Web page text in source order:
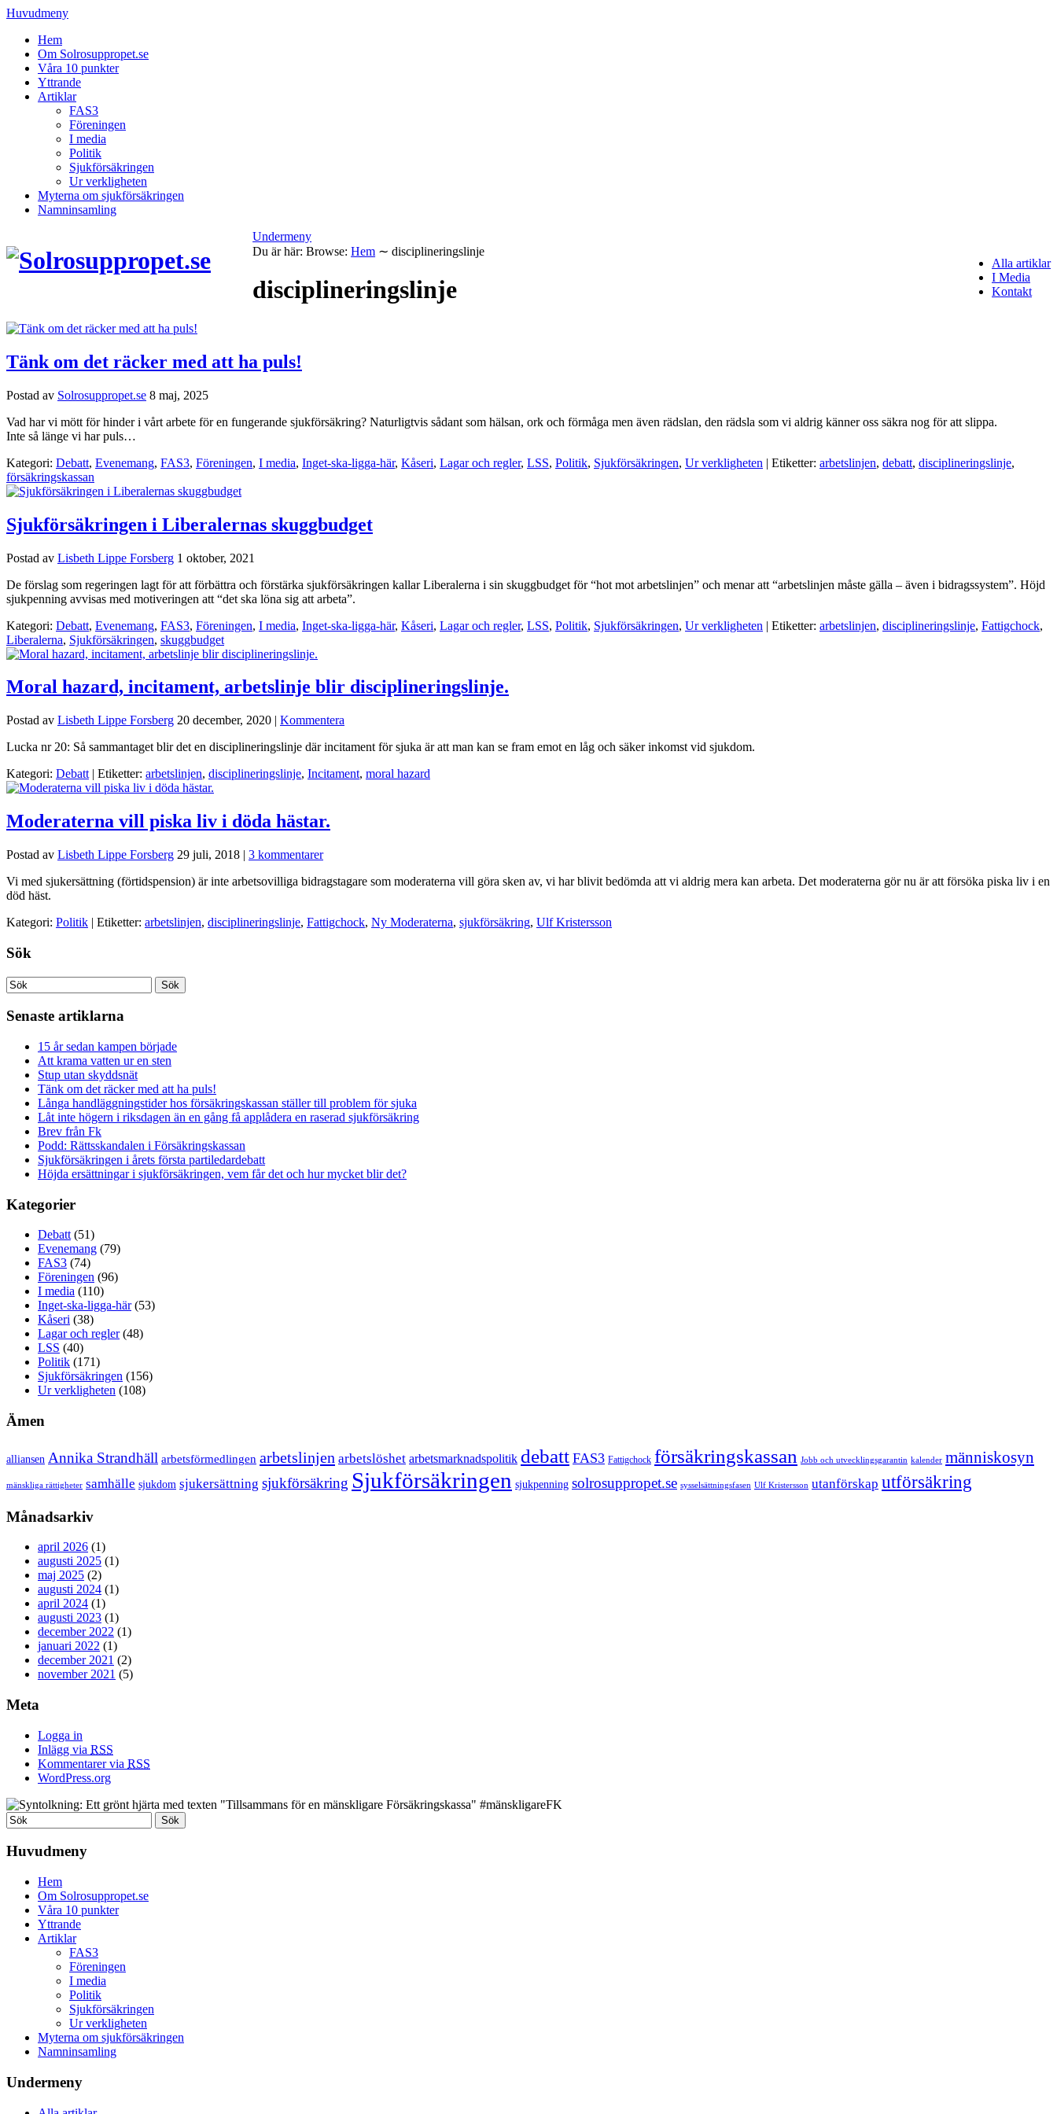
Huvudmeny
Hem
Om Solrosuppropet.se
Våra 10 punkter
Yttrande
Artiklar
FAS3
Föreningen
I media
Politik
Sjukförsäkringen
Ur verkligheten
Myterna om sjukförsäkringen
Namninsamling
Undermeny
Alla artiklar
I Media
Kontakt
Du är här: Browse: Hem ∼ disciplineringslinje
disciplineringslinje
Tänk om det räcker med att ha puls!
Postad av Solrosuppropet.se 8 maj, 2025
Vad har vi mött för hinder i vårt arbete för en fungerande sjukförsäkring? Naturligtvis sådant som hälsan, ork och förmåga men även rädslan, den rädsla som vi aldrig känner oss säkra nog för att slippa.
Inte så länge vi har puls…
Kategori: Debatt, Evenemang, FAS3, Föreningen, I media, Inget-ska-ligga-här, Kåseri, Lagar och regler, LSS, Politik, Sjukförsäkringen, Ur verkligheten | Etiketter: arbetslinjen, debatt, disciplineringslinje,
försäkringskassan
Sjukförsäkringen i Liberalernas skuggbudget
Postad av Lisbeth Lippe Forsberg 1 oktober, 2021
De förslag som regeringen lagt för att förbättra och förstärka sjukförsäkringen kallar Liberalerna i sin skuggbudget för “hot mot arbetslinjen” och menar att “arbetslinjen måste gälla – även i bidragssystem”. Höjd
sjukpenning avvisas med motiveringen att “det ska löna sig att arbeta”.
Kategori: Debatt, Evenemang, FAS3, Föreningen, I media, Inget-ska-ligga-här, Kåseri, Lagar och regler, LSS, Politik, Sjukförsäkringen, Ur verkligheten | Etiketter: arbetslinjen, disciplineringslinje, Fattigchock,
Liberalerna, Sjukförsäkringen, skuggbudget
Moral hazard, incitament, arbetslinje blir disciplineringslinje.
Postad av Lisbeth Lippe Forsberg 20 december, 2020 | Kommentera
Lucka nr 20: Så sammantaget blir det en disciplineringslinje där incitament för sjuka är att man kan se fram emot en låg och säker inkomst vid sjukdom.
Kategori: Debatt | Etiketter: arbetslinjen, disciplineringslinje, Incitament, moral hazard
Moderaterna vill piska liv i döda hästar.
Postad av Lisbeth Lippe Forsberg 29 juli, 2018 | 3 kommentarer
Vi med sjukersättning (förtidspension) är inte arbetsovilliga bidragstagare som moderaterna vill göra sken av, vi har blivit bedömda att vi aldrig mera kan arbeta. Det moderaterna gör nu är att försöka piska liv i en
död häst.
Kategori: Politik | Etiketter: arbetslinjen, disciplineringslinje, Fattigchock, Ny Moderaterna, sjukförsäkring, Ulf Kristersson
Sök
Senaste artiklarna
15 år sedan kampen började
Att krama vatten ur en sten
Stup utan skyddsnät
Tänk om det räcker med att ha puls!
Långa handläggningstider hos försäkringskassan ställer till problem för sjuka
Låt inte högern i riksdagen än en gång få applådera en raserad sjukförsäkring
Brev från Fk
Podd: Rättsskandalen i Försäkringskassan
Sjukförsäkringen i årets första partiledardebatt
Höjda ersättningar i sjukförsäkringen, vem får det och hur mycket blir det?
Kategorier
Debatt(51)
Evenemang (79)
FAS3 (74)
Föreningen (96)
I media (110)
Inget-ska-ligga-här(53)
Kåseri (38)
Lagar och regler(48)
LSS (40)
Politik (171)
Sjukförsäkringen (156)
Ur verkligheten (108)
Ämen
alliansen Annika Strandhäll arbetsförmedlingen arbetslinjen arbetslöshet arbetsmarknadspolitik debatt FAS3 Fattigchock försäkringskassan Jobb och utvecklingsgarantin kalender människosyn
mänskliga rättigheter samhälle sjukdom sjukersättning sjukförsäkring Sjukförsäkringen sjukpenning solrosuppropet.se sysselsättningsfasen Ulf Kristersson utanförskap utförsäkring
Månadsarkiv
april 2026 (1)
augusti 2025 (1)
maj 2025 (2)
augusti 2024 (1)
april 2024 (1)
augusti 2023 (1)
december 2022 (1)
januari 2022 (1)
december 2021 (2)
november 2021 (5)
Meta
Logga in
Inlägg via RSS
Kommentarer via RSS
WordPress.org
Huvudmeny
Hem
Om Solrosuppropet.se
Våra 10 punkter
Yttrande
Artiklar
FAS3
Föreningen
I media
Politik
Sjukförsäkringen
Ur verkligheten
Myterna om sjukförsäkringen
Namninsamling
Undermeny